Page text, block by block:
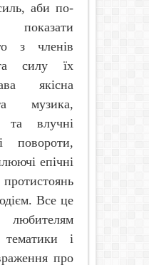
аби по-
показати
з членів
силу їх
якісна
музика,
та влучні
повороти,
епічні
Все це
тематики і
про